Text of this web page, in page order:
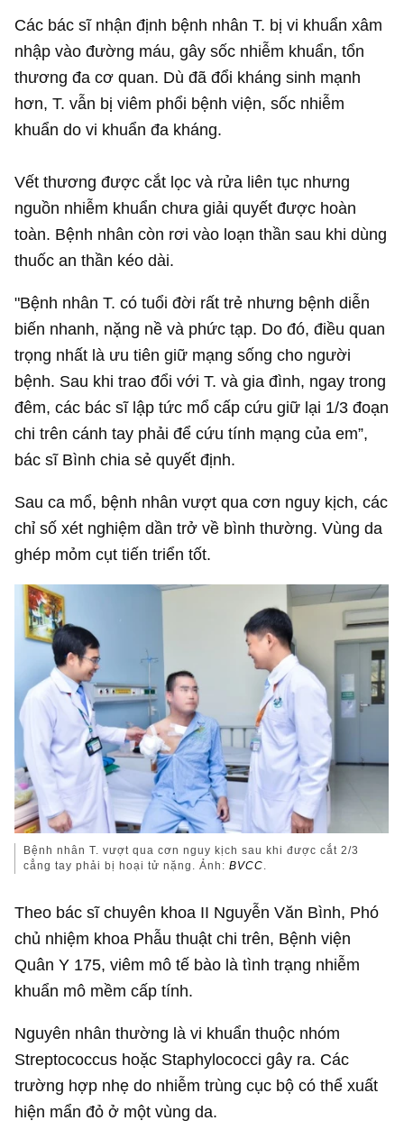
Các bác sĩ nhận định bệnh nhân T. bị vi khuẩn xâm
nhập vào đường máu, gây sốc nhiễm khuẩn, tổn
thương đa cơ quan. Dù đã đổi kháng sinh mạnh
hơn, T. vẫn bị viêm phổi bệnh viện, sốc nhiễm
khuẩn do vi khuẩn đa kháng.
Vết thương được cắt lọc và rửa liên tục nhưng
nguồn nhiễm khuẩn chưa giải quyết được hoàn
toàn. Bệnh nhân còn rơi vào loạn thần sau khi dùng
thuốc an thần kéo dài.
"Bệnh nhân T. có tuổi đời rất trẻ nhưng bệnh diễn
biến nhanh, nặng nề và phức tạp. Do đó, điều quan
trọng nhất là ưu tiên giữ mạng sống cho người
bệnh. Sau khi trao đổi với T. và gia đình, ngay trong
đêm, các bác sĩ lập tức mổ cấp cứu giữ lại 1/3 đoạn
chi trên cánh tay phải để cứu tính mạng của em”,
bác sĩ Bình chia sẻ quyết định.
Sau ca mổ, bệnh nhân vượt qua cơn nguy kịch, các
chỉ số xét nghiệm dần trở về bình thường. Vùng da
ghép mỏm cụt tiến triển tốt.
Bệnh nhân T. vượt qua cơn nguy kịch sau khi được cắt 2/3
cẳng tay phải bị hoại tử nặng. Ảnh:BVCC
Theo bác sĩ chuyên khoa II Nguyễn Văn Bình, Phó
chủ nhiệm khoa Phẫu thuật chi trên, Bệnh viện
Quân Y 175, viêm mô tế bào là tình trạng nhiễm
khuẩn mô mềm cấp tính.
Nguyên nhân thường là vi khuẩn thuộc nhóm
Streptococcus hoặc Staphylococci gây ra. Các
trường hợp nhẹ do nhiễm trùng cục bộ có thể xuất
hiện mẩn đỏ ở một vùng da.